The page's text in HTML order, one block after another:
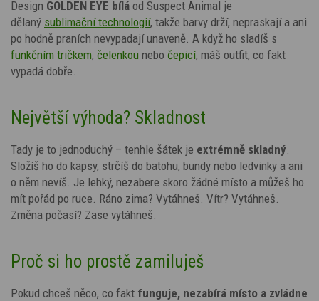
Design GOLDEN EYE bílá od Suspect Animal je
dělaný sublimační technologií, takže barvy drží, nepraskají a ani
po hodně praních nevypadají unaveně. A když ho sladíš s
funkčním tričkem, čelenkou nebo čepicí, máš outfit, co fakt
vypadá dobře.
Největší výhoda? Skladnost
Tady je to jednoduchý – tenhle šátek je extrémně skladný
Složíš ho do kapsy, strčíš do batohu, bundy nebo ledvinky a ani
o něm nevíš. Je lehký, nezabere skoro žádné místo a můžeš ho
mít pořád po ruce. Ráno zima? Vytáhneš. Vítr? Vytáhneš.
Změna počasí? Zase vytáhneš.
Proč si ho prostě zamiluješ
Pokud chceš něco, co fakt funguje, nezabírá místo a zvládne